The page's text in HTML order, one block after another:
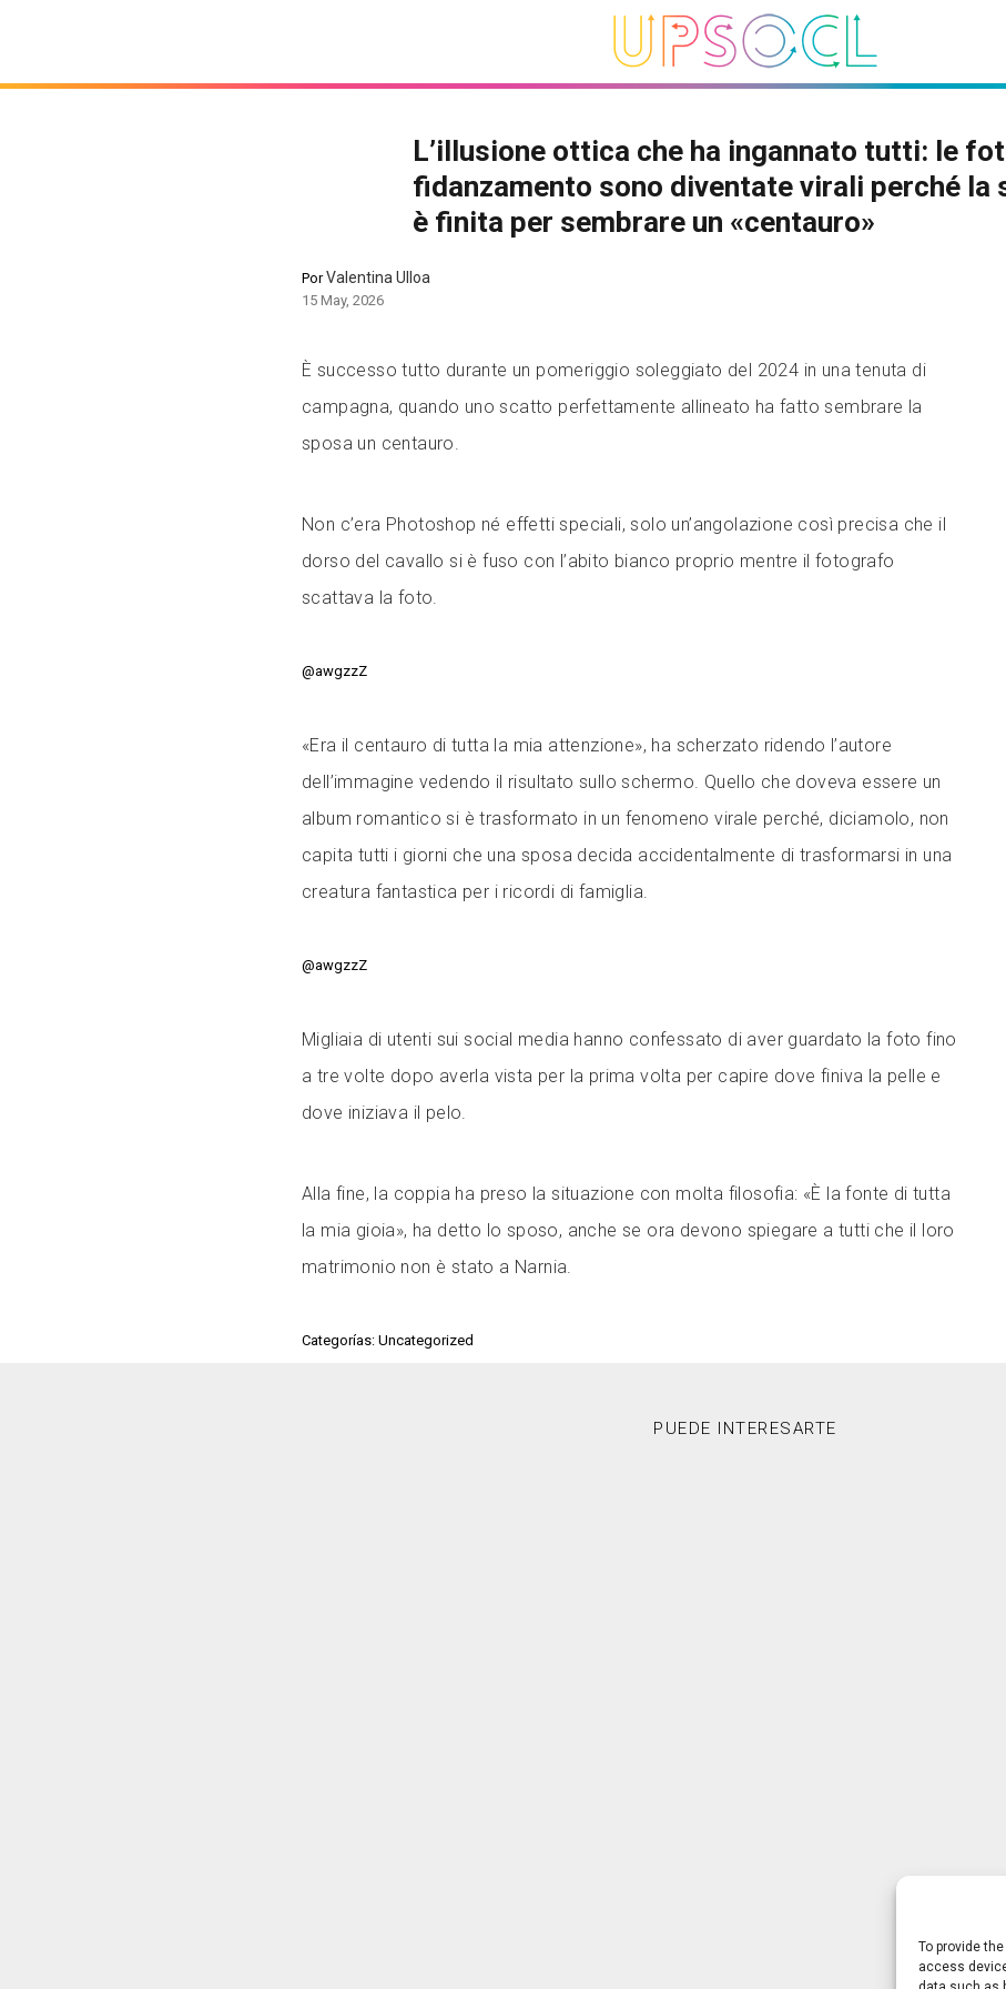
To provide
access
L’illusione ottica che ha ingannato tutti: le
fidanzamento sono diventate virali perché la
è finita per sembrare un «centauro»
PorValentina Ulloa
15 May, 2026
È successo tutto durante un pomeriggio soleggiato del 2024 in una tenuta di
campagna, quando uno scatto perfettamente allineato ha fatto sembrare la
sposa un centauro.
Non c’era Photoshop né effetti speciali, solo un’angolazione così precisa che il
dorso del cavallo si è fuso con l’abito bianco proprio mentre il fotografo
scattava la foto.
@awgzzZ
«Era il centauro di tutta la mia attenzione», ha scherzato ridendo l’autore
dell’immagine vedendo il risultato sullo schermo. Quello che doveva essere un
album romantico si è trasformato in un fenomeno virale perché, diciamolo, non
capita tutti i giorni che una sposa decida accidentalmente di trasformarsi in una
creatura fantastica per i ricordi di famiglia.
@awgzzZ
Migliaia di utenti sui social media hanno confessato di aver guardato la foto fino
a tre volte dopo averla vista per la prima volta per capire dove finiva la pelle e
dove iniziava il pelo.
Alla fine, la coppia ha preso la situazione con molta filosofia: «È la fonte di tutta
la mia gioia», ha detto lo sposo, anche se ora devono spiegare a tutti che il loro
matrimonio non è stato a Narnia.
Categorías: Uncategorized
PUEDE INTERESARTE